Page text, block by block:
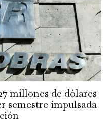
millones de dólares
semestre impulsada